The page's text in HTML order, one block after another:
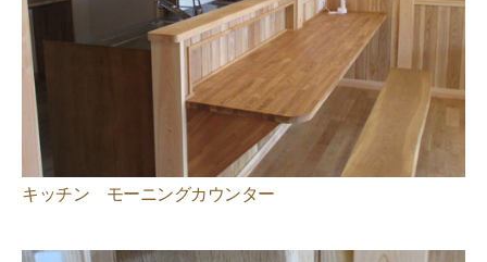
キッチン モーニングカウンター